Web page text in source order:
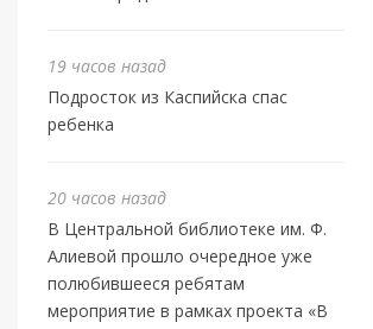
19 часов назад
Подросток из Каспийска спас
ребенка
20 часов назад
В Центральной библиотеке им. Ф.
Алиевой прошло очередное уже
полюбившееся ребятам
мероприятие в рамках проекта «В